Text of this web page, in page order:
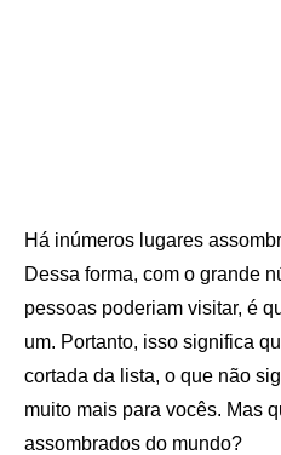
Há inúmeros lugares
Dessa forma, com o grande
pessoas poderiam visitar, é
um. Portanto, isso significa
cortada da lista, o que não
muito mais para vocês. Mas
assombrados do mundo?